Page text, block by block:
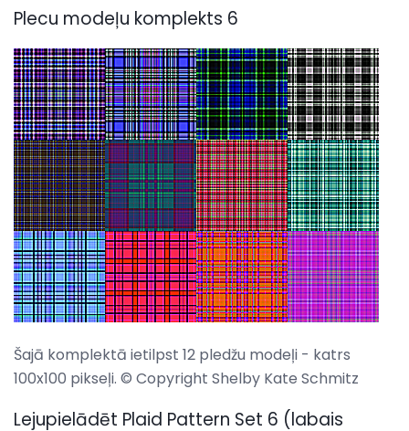
Plecu modeļu komplekts 6
Šajā komplektā ietilpst 12 pledžu modeļi - katrs
100x100 pikseļi. © Copyright Shelby Kate Schmitz
Lejupielādēt Plaid Pattern Set 6 (labais